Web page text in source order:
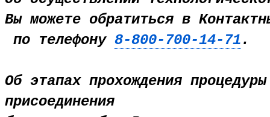
Вы можете обратиться в
по телефону 8-800-700-14-71.
Об этапах прохождения
присоединения